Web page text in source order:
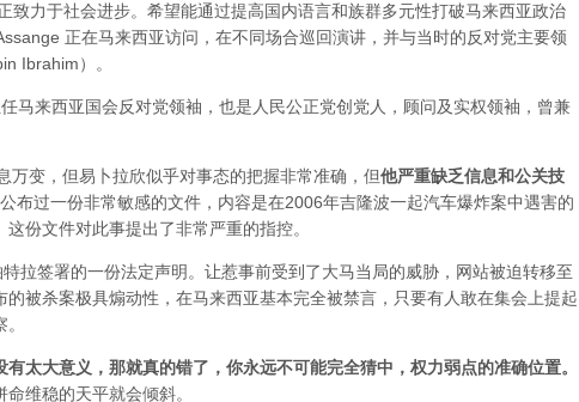
致力于社会进步。希望能通过提高国内语言和族群多元性打破马来西亚政治
正在马来西亚访问，在不同场合巡回演讲，并与当时的反对党主要领
Ibrahim）。
马来西亚国会反对党领袖，也是人民公正党创党人，顾问及实权领袖，曾兼
万变，但易卜拉欣似乎对事态的把握非常准确，但他严重缺乏信息和公关技
布过一份非常敏感的文件，内容是在2006年吉隆波一起汽车爆炸案中遇害的
份文件对此事提出了非常严重的指控。
拉签署的一份法定声明。让惹事前受到了大马当局的威胁，网站被迫转移至
被杀案极具煽动性，在马来西亚基本完全被禁言，只要有人敢在集会上提起
有太大意义，那就真的错了，你永远不可能完全猜中，权力弱点的准确位置。
维稳的天平就会倾斜。